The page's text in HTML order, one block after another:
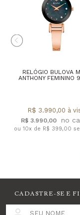
RELÓGIO BULOVA
ANTHONY FEMININO
R$ 3.990,00
R$ 3.990,00 à
ou 10x de R$ 399,00
CADASTRE-SE E
SEU NOME